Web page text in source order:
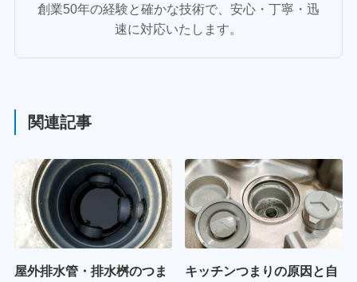
創業50年の経験と確かな技術で、安心・丁寧・迅
速に対応いたします。
関連記事
屋外排水管・排水桝のつま
キッチンつまりの原因と自